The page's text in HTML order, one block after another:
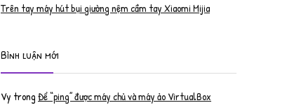
Trên tay máy hút bụi giường nệm cầm tay Xiaomi Mijia
Bình luận mới
Vy trongĐể “ping” được máy chủ và máy ảo VirtualBox